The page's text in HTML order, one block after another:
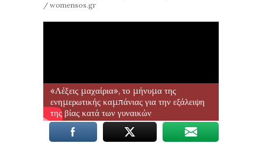
/ womensos.gr
«Λέξεις μαχαίρια», το μήνυμα της
ενημερωτικής καμπάνιας για την εξάλειψη
της βίας κατά των γυναικών